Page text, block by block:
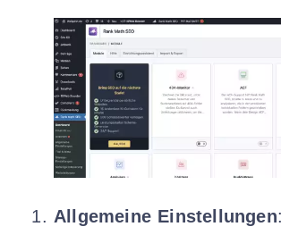
Allgemeine Einstellungen